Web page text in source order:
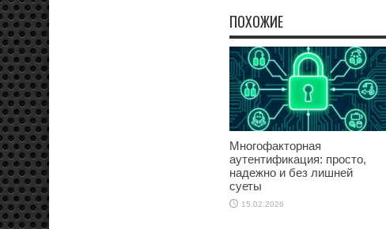
ПОХОЖИЕ
Многофакторная
аутентификация: просто,
надежно и без лишней
суеты
15.02.2026